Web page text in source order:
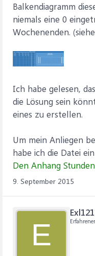
Balkendiagramm
niemals eine 0
Wochenenden.
Ich habe gelesen,
die Lösung sein
eines zu erstellen.
Um mein Anliegen
habe ich die Datei
Den Anhang
9. September 2015
E